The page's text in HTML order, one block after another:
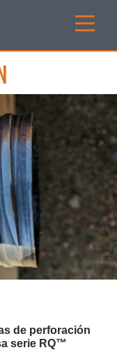
de perforación
serie RQ™